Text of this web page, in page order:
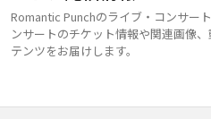
Romantic Punchのライブ・コンサー
ンサートのチケット情報や関連画像
テンツをお届けします。